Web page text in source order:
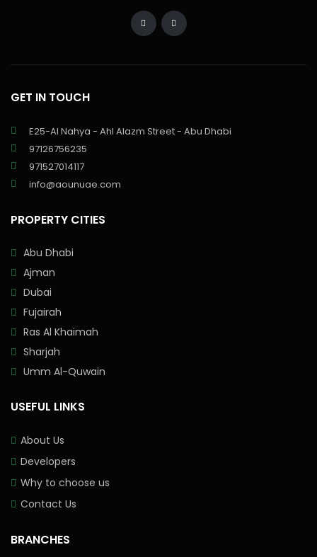
GET IN TOUCH
E25-Al Nahya - Ahl Alazm Street - Abu Dhabi
97126756235
971527014117
info@aounuae.com
PROPERTY CITIES
Abu Dhabi
Ajman
Dubai
Fujairah
Ras Al Khaimah
Sharjah
Umm Al-Quwain
USEFUL LINKS
About Us
Developers
Why to choose us
Contact Us
BRANCHES